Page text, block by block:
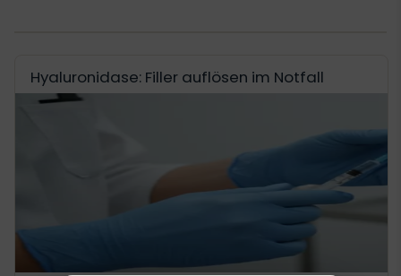
Hyaluronidase: Filler auflösen im Notfall